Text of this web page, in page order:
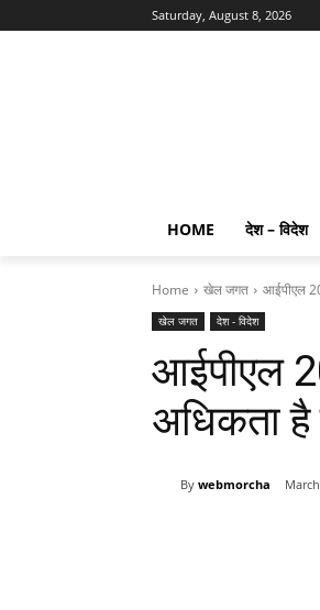
Saturday, August 8, 2026
HOME देश – विदेश
Home खेल जगत आईपीएल
खेल जगत देश - विदेश
आईपीएल
अधिकता है
By webmorcha